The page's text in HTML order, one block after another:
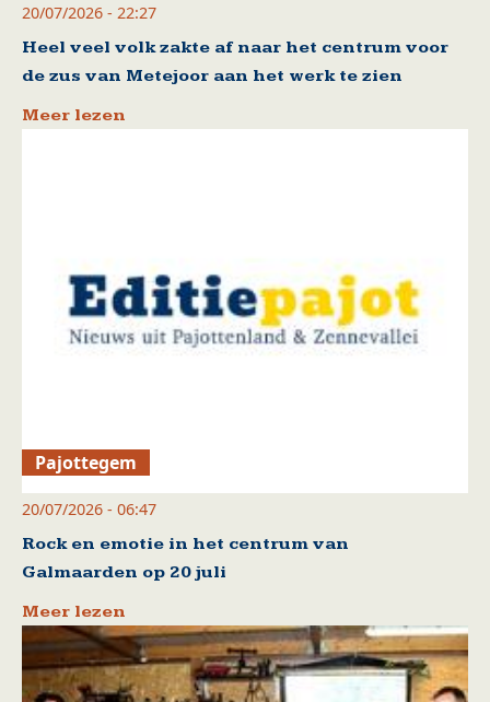
20/07/2026 - 22:27
Heel veel volk zakte af naar het centrum voor
de zus van Metejoor aan het werk te zien
Meer lezen
Pajottegem
20/07/2026 - 06:47
Rock en emotie in het centrum van
Galmaarden op 20 juli
Meer lezen